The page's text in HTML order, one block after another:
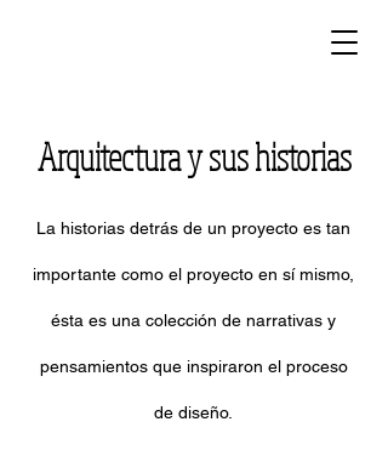
Arquitectura y sus historias
La historias detrás de un proyecto es tan
importante como el proyecto en sí mismo,
ésta es una colección de narrativas y
pensamientos que inspiraron el proceso
de diseño.